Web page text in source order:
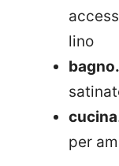
lino
bagno.
cucina
per